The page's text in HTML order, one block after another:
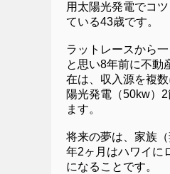
用太陽光発電でコ
ている43歳です。
ラットレースから
と思い8年前に不動
在は、収入源を複
陽光発電（50kw）
ます。
将来の夢は、家族
年2ヶ月はハワイに
になることです。